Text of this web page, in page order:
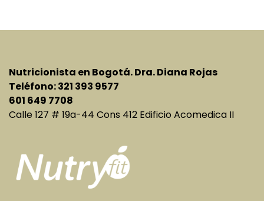
Nutricionista en Bogotá. Dra. Diana Rojas
Teléfono: 321 393 9577
601 649 7708
Calle 127 # 19a-44 Cons 412 Edificio Acomedica II